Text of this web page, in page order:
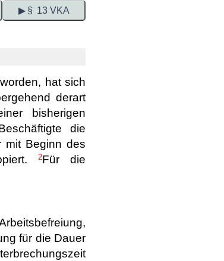
▶ § 13 VKA
hat sich
derart
bisherigen
die
mit Beginn des
2Für die
für die Dauer